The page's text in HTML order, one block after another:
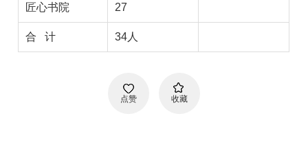
匠心书院 27
合 计 34人
点赞 收藏